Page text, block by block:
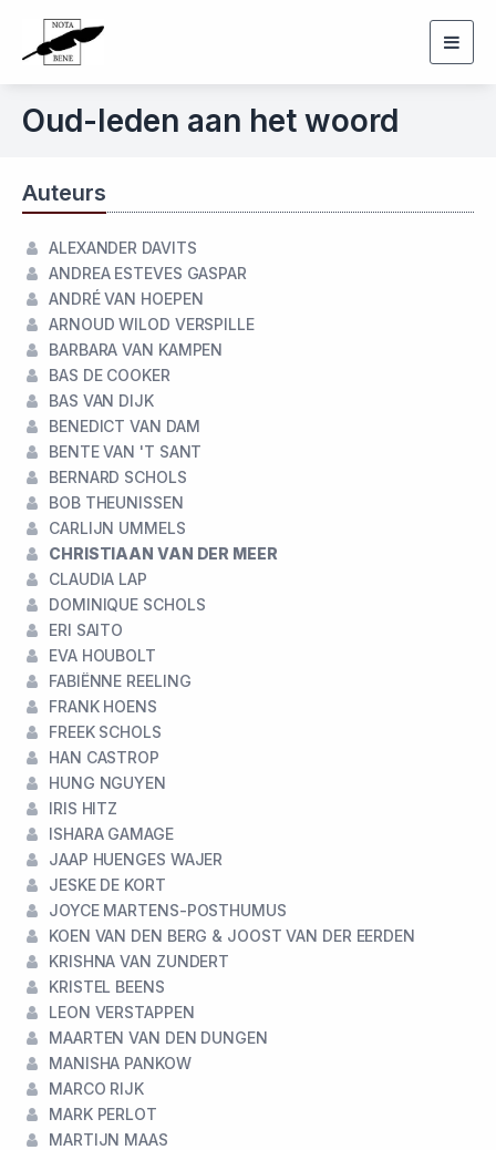
Oud-leden aan het woord
Auteurs
ALEXANDER DAVITS
ANDREA ESTEVES GASPAR
ANDRÉ VAN HOEPEN
ARNOUD WILOD VERSPILLE
BARBARA VAN KAMPEN
BAS DE COOKER
BAS VAN DIJK
BENEDICT VAN DAM
BENTE VAN 'T SANT
BERNARD SCHOLS
BOB THEUNISSEN
CARLIJN UMMELS
CHRISTIAAN VAN DER MEER
CLAUDIA LAP
DOMINIQUE SCHOLS
ERI SAITO
EVA HOUBOLT
FABIËNNE REELING
FRANK HOENS
FREEK SCHOLS
HAN CASTROP
HUNG NGUYEN
IRIS HITZ
ISHARA GAMAGE
JAAP HUENGES WAJER
JESKE DE KORT
JOYCE MARTENS-POSTHUMUS
KOEN VAN DEN BERG & JOOST VAN DER EERDEN
KRISHNA VAN ZUNDERT
KRISTEL BEENS
LEON VERSTAPPEN
MAARTEN VAN DEN DUNGEN
MANISHA PANKOW
MARCO RIJK
MARK PERLOT
MARTIJN MAAS